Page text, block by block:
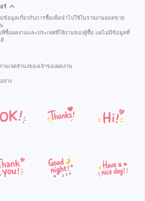
ร์
มข้อมูลเกี่ยวกับการซื้อเพื่อนำไปใช้ในรายงานยอดขาย
ซื้อผลงานและประเทศที่ใช้งานของผู้ซื้อ แต่ไม่มีข้อมูลที่
มเจตจำนงของเจ้าของผลงาน
ย่าง